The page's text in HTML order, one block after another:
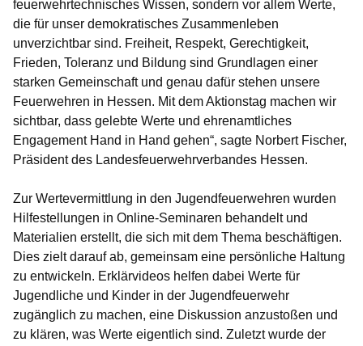
feuerwehrtechnisches Wissen, sondern vor allem Werte,
die für unser demokratisches Zusammenleben
unverzichtbar sind. Freiheit, Respekt, Gerechtigkeit,
Frieden, Toleranz und Bildung sind Grundlagen einer
starken Gemeinschaft und genau dafür stehen unsere
Feuerwehren in Hessen. Mit dem Aktionstag machen wir
sichtbar, dass gelebte Werte und ehrenamtliches
Engagement Hand in Hand gehen“, sagte Norbert Fischer,
Präsident des Landesfeuerwehrverbandes Hessen.
Zur Wertevermittlung in den Jugendfeuerwehren wurden
Hilfestellungen in Online-Seminaren behandelt und
Materialien erstellt, die sich mit dem Thema beschäftigen.
Dies zielt darauf ab, gemeinsam eine persönliche Haltung
zu entwickeln. Erklärvideos helfen dabei Werte für
Jugendliche und Kinder in der Jugendfeuerwehr
zugänglich zu machen, eine Diskussion anzustoßen und
zu klären, was Werte eigentlich sind. Zuletzt wurde der